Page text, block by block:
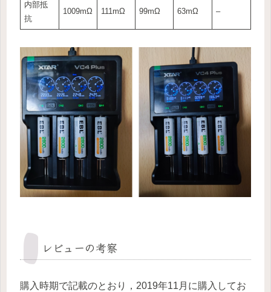
内部抵
抗
1009mΩ 111mΩ 99mΩ 63mΩ –
レビューの考察
購入時期で記載のとおり，2019年11月に購入してお